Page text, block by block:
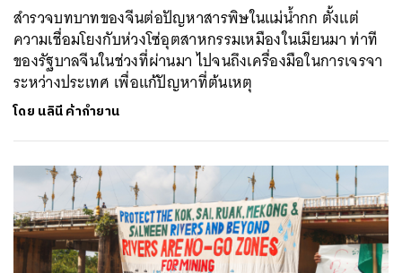
สำรวจบทบาทของจีนต่อปัญหาสารพิษในแม่น้ำกก ตั้งแต่
ความเชื่อมโยงกับห่วงโซ่อุตสาหกรรมเหมืองในเมียนมา ท่าที
ของรัฐบาลจีนในช่วงที่ผ่านมา ไปจนถึงเครื่องมือในการเจรจา
ระหว่างประเทศ เพื่อแก้ปัญหาที่ต้นเหตุ
โดย นลินี ค้ากำยาน